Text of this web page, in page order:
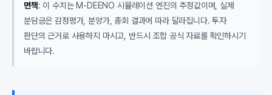
면책: 이 수치는 M-DEENO 시뮬레이션 엔진의 추정값이며, 실제
분담금은 감정평가, 분양가, 총회 결과에 따라 달라집니다. 투자
판단의 근거로 사용하지 마시고, 반드시 조합 공식 자료를 확인하시기
바랍니다.